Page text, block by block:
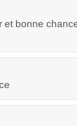
et bonne